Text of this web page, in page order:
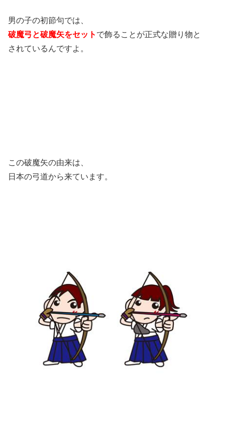
男の子の初節句では、
破魔弓と破魔矢をセット で飾ることが正式な贈り物と
されているんですよ。
この破魔矢の由来は、
日本の弓道から来ています。